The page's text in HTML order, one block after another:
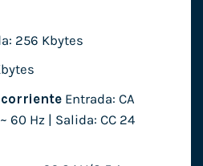
256 Kbytes
Entrada: CA
60 Hz | Salida: CC 24